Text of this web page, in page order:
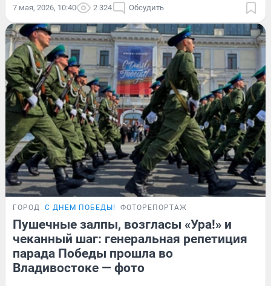
7 мая, 2026, 10:40 2 324 Обсудить
ГОРОД С ДНЕМ ПОБЕДЫ! ФОТОРЕПОРТАЖ
Пушечные залпы, возгласы «Ура!» и
чеканный шаг: генеральная репетиция
парада Победы прошла во
Владивостоке — фото